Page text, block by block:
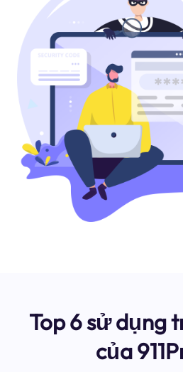
Top 6 sử dụng
của